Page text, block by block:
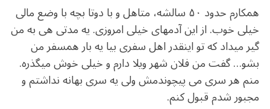
همکارم حدود ۵۰ سالشه، متاهل و با دوتا بچه با وضع مالی
خیلی خوب. از این آدمهای خیلی امروزی. یه مدتی هی به من
گیر میداد که تو اینقدر اهل سفری بیا یه بار همسفر من
بشو… گفت من فلان شهر ویلا دارم و خیلی خوش میگذره.
منم هر سری می پیچوندمش ولی یه سری بهانه نداشتم و
مجبور شدم قبول کنم.